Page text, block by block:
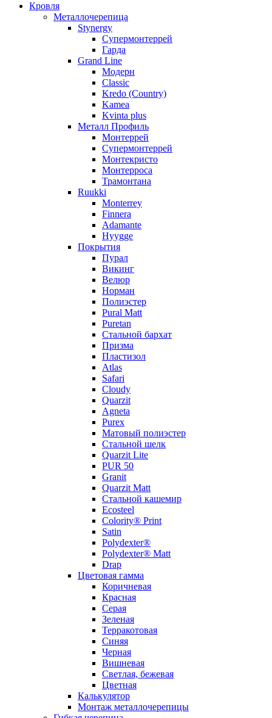
Кровля
Металлочерепица
Stynergy
Супермонтеррей
Гарда
Grand Line
Модерн
Classic
Kredo (Country)
Kamea
Kvinta plus
Металл Профиль
Монтеррей
Супермонтеррей
Монтекристо
Монтерроса
Трамонтана
Ruukki
Monterrey
Finnera
Adamante
Hyygge
Покрытия
Пурал
Викинг
Велюр
Норман
Полиэстер
Pural Matt
Puretan
Стальной бархат
Призма
Пластизол
Atlas
Safari
Cloudy
Quarzit
Agneta
Purex
Матовый полиэстер
Стальной шелк
Quarzit Lite
PUR 50
Granit
Quarzit Matt
Стальной кашемир
Ecosteel
Colority® Print
Satin
Polydexter®
Polydexter® Matt
Drap
Цветовая гамма
Коричневая
Красная
Серая
Зеленая
Терракотовая
Синяя
Черная
Вишневая
Светлая, бежевая
Цветная
Калькулятор
Монтаж металлочерепицы